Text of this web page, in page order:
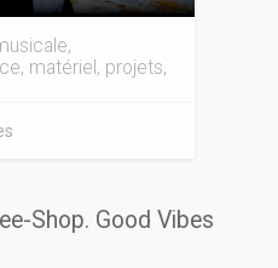
matériel, projets,
Shop. Good Vibes